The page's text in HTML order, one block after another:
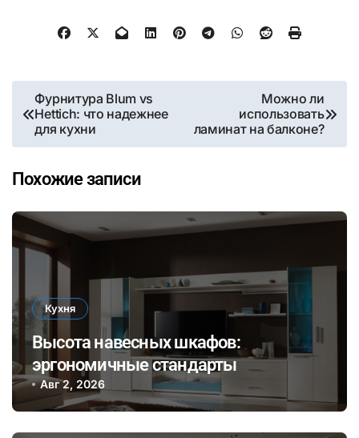
Навигация
по
записям
Фурнитура Blum vs
Hettich: что надежнее
для кухни
Можно ли
использовать
ламинат на балконе?
Похожие записи
Кухня
Высота навесных шкафов:
эргономичные стандарты
Авг 2, 2026